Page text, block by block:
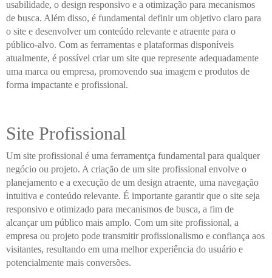
usabilidade, o design responsivo e a otimização para mecanismos
de busca. Além disso, é fundamental definir um objetivo claro para
o site e desenvolver um conteúdo relevante e atraente para o
público-alvo. Com as ferramentas e plataformas disponíveis
atualmente, é possível criar um site que represente adequadamente
uma marca ou empresa, promovendo sua imagem e produtos de
forma impactante e profissional.
Site Profissional
Um site profissional é uma ferramentça fundamental para qualquer
negócio ou projeto. A criação de um site profissional envolve o
planejamento e a execução de um design atraente, uma navegação
intuitiva e conteúdo relevante. É importante garantir que o site seja
responsivo e otimizado para mecanismos de busca, a fim de
alcançar um público mais amplo. Com um site profissional, a
empresa ou projeto pode transmitir profissionalismo e confiança aos
visitantes, resultando em uma melhor experiência do usuário e
potencialmente mais conversões.